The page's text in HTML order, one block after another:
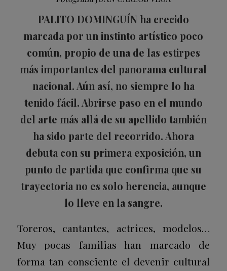
PALITO DOMINGUÍN ha crecido
marcada por un instinto artístico poco
común, propio de una de las estirpes
más importantes del panorama cultural
nacional. Aún así, no siempre lo ha
tenido fácil. Abrirse paso en el mundo
del arte más allá de su apellido también
ha sido parte del recorrido. Ahora
debuta con su primera exposición, un
punto de partida que confirma que su
trayectoria no es solo herencia, aunque
lo lleve en la sangre.
Toreros, cantantes, actrices, modelos…
Muy pocas familias han marcado de
forma tan consciente el devenir cultural